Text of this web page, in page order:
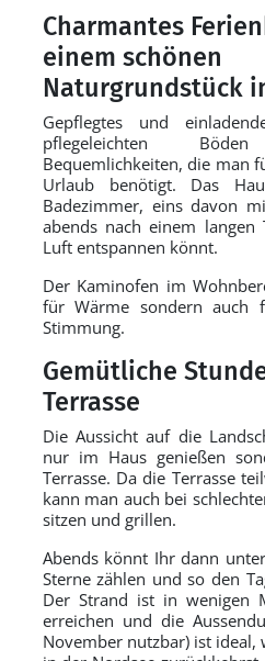
Charmantes
einem schönen
Naturgrundstück
Gepflegtes und
pflegeleichten
Bequemlichkeiten, die man
Urlaub benötigt. Das
Badezimmer, eins davon
abends nach einem langen
Luft entspannen könnt.
Der Kaminofen im
für Wärme sondern auch
Stimmung.
Gemütliche
Terrasse
Die Aussicht auf die
nur im Haus genießen
Terrasse. Da die Terrasse
kann man auch bei
sitzen und grillen.
Abends könnt Ihr dann
Sterne zählen und so den
Der Strand ist in wenigen
erreichen und die
November nutzbar) ist ideal,